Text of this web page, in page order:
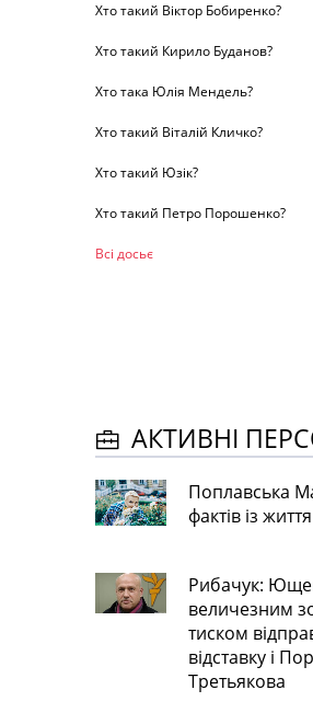
Хто такий Віктор Бобиренко?
Хто такий Кирило Буданов?
Хто така Юлія Мендель?
Хто такий Віталій Кличко?
Хто такий Юзік?
Хто такий Петро Порошенко?
Всі досьє
АКТИВНІ
Поплавська
фактів із життя
Рибачук:
величезним
тиском
відставку і
Третьякова